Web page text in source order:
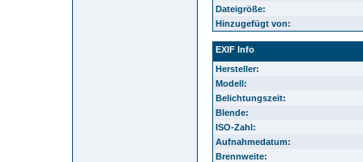
Dateigröße:
Hinzugefügt von:
EXIF Info
Hersteller:
Modell:
Belichtungszeit:
Blende:
ISO-Zahl:
Aufnahmedatum:
Brennweite: